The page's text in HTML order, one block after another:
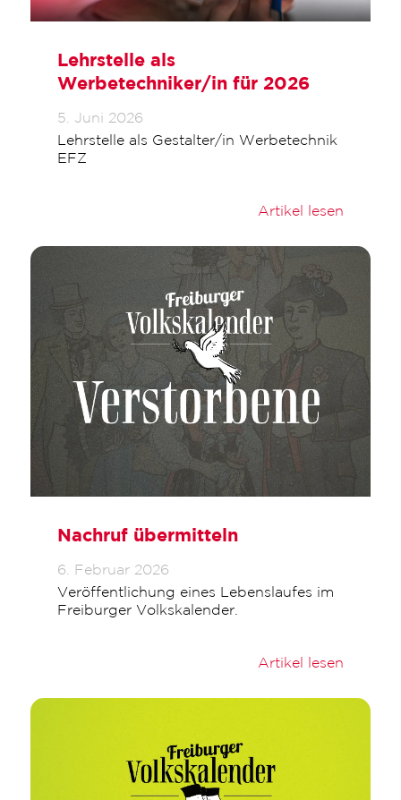
Lehrstelle als
Werbetechniker/in für 2026
5. Juni 2026
Lehrstelle als Gestalter/in Werbetechnik
EFZ
Artikel lesen
Nachruf übermitteln
6. Februar 2026
Veröffentlichung eines Lebenslaufes im
Freiburger Volkskalender.
Artikel lesen